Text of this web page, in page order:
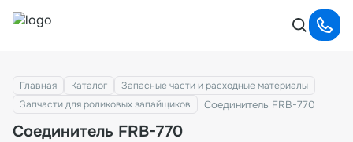
Главная Каталог
Запасные части и расходные материалы
Запчасти для роликовых запайщиков
Соединитель FRB-770
Соединитель FRB-770